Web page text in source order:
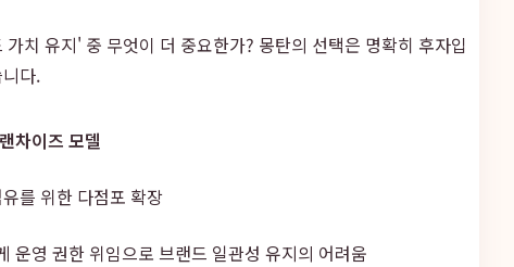
치 유지' 중 무엇이 더 중요한가? 몽탄의 선택은 명확히 후자입
다.
차이즈 모델
를 위한 다점포 확장
운영 권한 위임으로 브랜드 일관성 유지의 어려움